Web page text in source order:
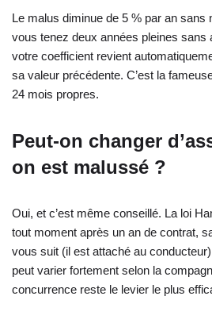
Le malus diminue de 5 % par an sans
vous tenez deux années pleines sans
votre coefficient revient
sa valeur précédente. C’est la
24 mois propres.
Peut-on changer
on est malussé ?
Oui, et c’est même conseillé. La loi
tout moment après un an de contrat,
vous suit (il est attaché au
peut varier fortement selon la
concurrence reste le levier le plus